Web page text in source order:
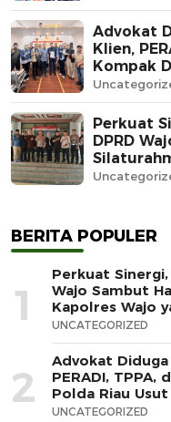
Advokat
Klien,
Kompak
Dugaan
Perkuat
DPRD
BERITA POPULER
1
Perkuat
Wajo Sambut
Kapolres Wajo
UNCATEGORIZED
2
Advokat
PERADI, TPPA,
Polda Riau
UNCATEGORIZED